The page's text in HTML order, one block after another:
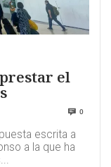
el
0
escrita a
a la que ha